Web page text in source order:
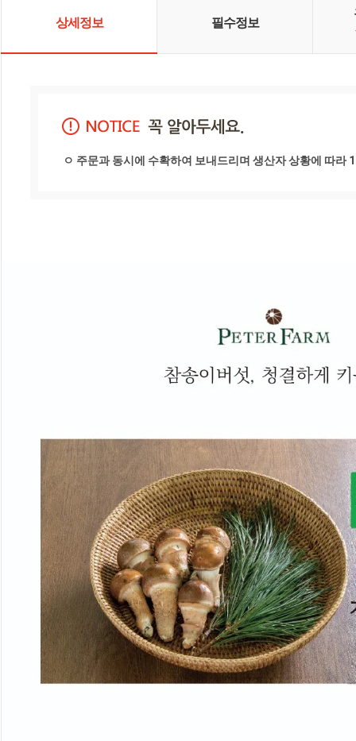
상세정보 필수정보
ㅇ 주문과 동시에 수확하여 보내드리며 생산자 상황에 따라